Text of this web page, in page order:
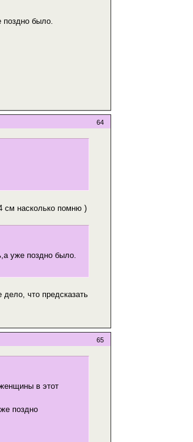
поздно было.
64
см насколько помню )
уже поздно было.
что предсказать
65
в этот
поздно